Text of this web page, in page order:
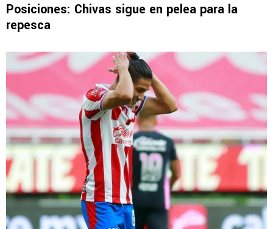
Posiciones: Chivas sigue en pelea para la
repesca